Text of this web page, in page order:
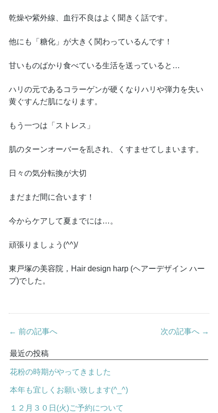
乾燥や紫外線、血行不良はよく聞きく話です。
他にも「糖化」が大きく関わっているんです！
甘いものばかり食べている生活を送っていると…
ハリの元であるコラーゲンが硬くなりハリや弾力を失い
黄ぐすんだ肌になります。
もう一つは「ストレス」
肌のターンオーバーを乱され、くすませてしまいます。
日々の気分転換が大切
まだまだ間に合います！
今からケアして夏までには…。
頑張りましょう(^^)/
東戸塚の美容院，Hair design harp (ヘアーデザイン ハー
プ)でした。
← 前の記事へ 次の記事へ →
最近の投稿
花粉の時期がやってきました
本年も宜しくお願い致します(^_^)
１２月３０日(火)ご予約について